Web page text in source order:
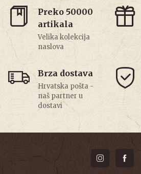
Preko 50000
artikala
Velika kolekcija
naslova
Brza dostava
Hrvatska pošta -
naš partner u
dostavi